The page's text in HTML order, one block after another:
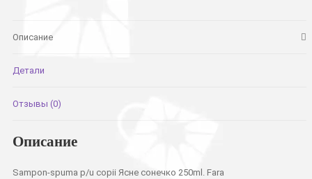
макушки
Описание
Детали
Отзывы (0)
Описание
Sampon-spuma p/u copii Ясне сонечко 250ml. Fara